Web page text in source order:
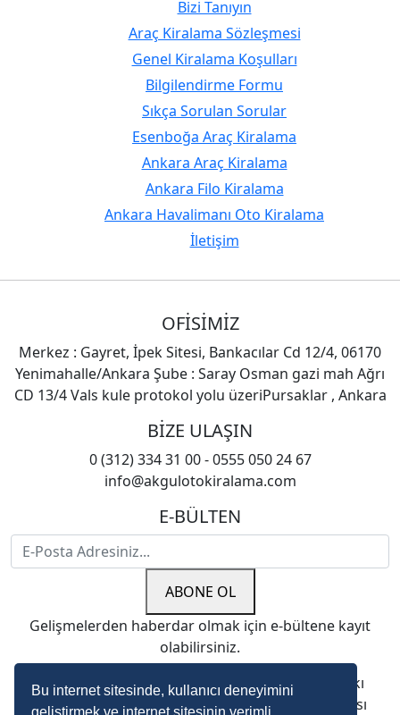
Bu internet sitesinde, kullanıcı deneyimini
geliştirmek ve internet sitesinin verimli
Bizi Tanıyın
Araç Kiralama Sözleşmesi
Genel Kiralama Koşulları
Bilgilendirme Formu
Sıkça Sorulan Sorular
Esenboğa Araç Kiralama
Ankara Araç Kiralama
Ankara Filo Kiralama
Ankara Havalimanı Oto Kiralama
İletişim
OFİSİMİZ
Merkez : Gayret, İpek Sitesi, Bankacılar Cd 12/4, 06170
Yenimahalle/Ankara Şube : Saray Osman gazi mah Ağrı
CD 13/4 Vals kule protokol yolu üzeriPursaklar , Ankara
BİZE ULAŞIN
0 (312) 334 31 00 - 0555 050 24 67
info@akgulotokiralama.com
E-BÜLTEN
ABONE OL
Gelişmelerden haberdar olmak için e-bültene kayıt
olabilirsiniz.
Copyright © 2022. Çağrı Oto Kiralama. Her Hakkı
Saklıdır. kopyalanması, çoğaltılması ve dağıtılması